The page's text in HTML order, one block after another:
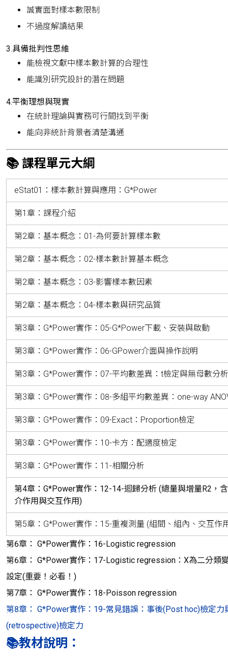
誠實面對樣本數限制
不過度解讀結果
3.具備批判性思維
能檢視文獻中樣本數計算的合理性
能識別研究設計的潛在問題
4.平衡理想與現實
在統計理論與實務可行間找到平衡
能向非統計背景者清楚溝通
📚 課程單元大綱
eStat01：樣本數計算與應用：G*Power
第1章：課程介紹
第2章：基本概念：01-為何要計算樣本數
第2章：基本概念：02-樣本數計算基本概念
第2章：基本概念：03-影響樣本數因素
第2章：基本概念：04-樣本數與研究品質
第3章：G*Power實作：05-G*Power下載、安裝與啟動
第3章：G*Power實作：06-GPower介面與操作說明
第3章：G*Power實作：07-平均數差異：t檢定與無母數分析
第3章：G*Power實作：08-多組平均數差異：one-way
第3章：G*Power實作：09-Exact：Proportion檢定
第3章：G*Power實作：10-卡方：配適度檢定
第3章：G*Power實作：11-相關分析
第4章：G*Power實作：12-14-迴歸分析 (總量與增量R2，
介作用與交互作用)
第5章：G*Power實作：15-重複測量 (組間、組內、交互作
第6章： G*Power實作：16-Logistic regression
第6章： G*Power實作：17-Logistic regression：X為二分類
設定(重要！必看！)
第7章： G*Power實作：18-Poisson regression
第8章： G*Power實作：19-常見錯誤：事後(Post hoc)檢定力
(retrospective)檢定力
📚教材說明：